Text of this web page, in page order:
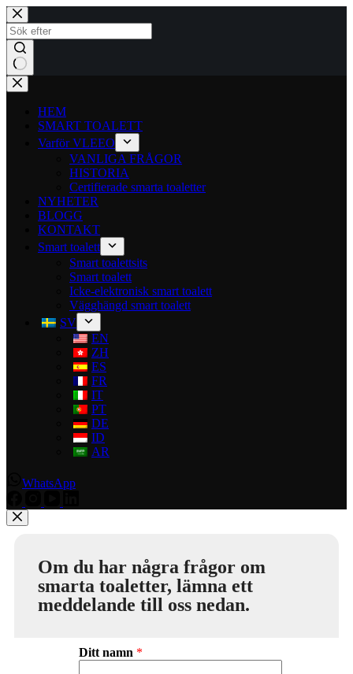
HEM
SMART TOALETT
Varför VLEEO
VANLIGA FRÅGOR
HISTORIA
Certifierade smarta toaletter
NYHETER
BLOGG
KONTAKT
Smart toalett
Smart toalettsits
Smart toalett
Icke-elektronisk smart toalett
Vägghängd smart toalett
SV
EN
ZH
ES
FR
IT
PT
DE
ID
AR
WhatsApp
Om du har några frågor om
smarta toaletter, lämna ett
meddelande till oss nedan.
Ditt namn *